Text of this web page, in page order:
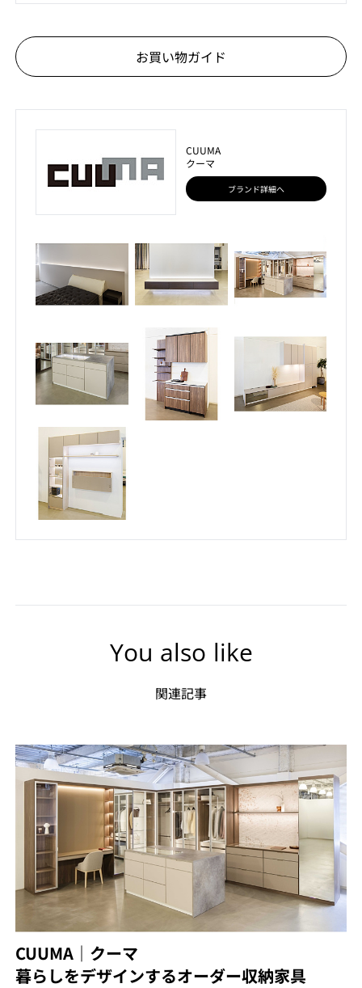
お買い物ガイド
CUUMA
クーマ
ブランド詳細へ
You also like
関連記事
CUUMA｜クーマ
暮らしをデザインするオーダー収納家具